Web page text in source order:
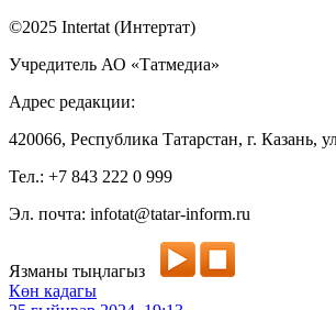
©2025 Intertat (Интертат)
Учредитель АО «Татмедиа»
Адрес редакции:
420066, Республика Татарстан, г. Казань,
Тел.: +7 843 222 0 999
Эл. почта: infotat@tatar-inform.ru
Язманы тыңлагыз
Көн кадагы